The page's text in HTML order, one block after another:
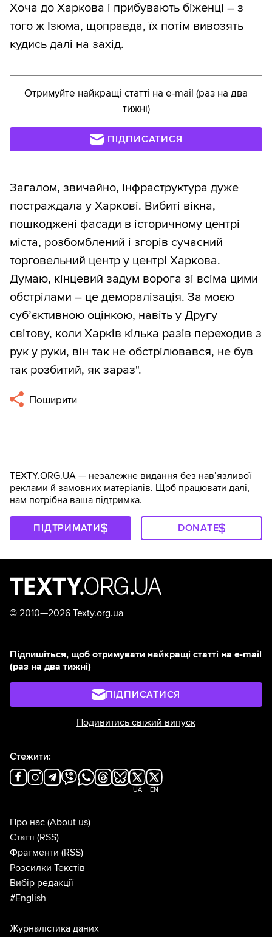
Хоча до Харкова і прибувають біженці – з
того ж Ізюма, щоправда, їх потім вивозять
кудись далі на захід.
Отримуйте найкращі статті на e-mail (раз на два
тижні)
ПІДПИСАТИСЯ
Загалом, звичайно, інфраструктура дуже
постраждала у Харкові. Вибиті вікна,
пошкоджені фасади в історичному центрі
міста, розбомблений і згорів сучасний
торговельний центр у центрі Харкова.
Думаю, кінцевий задум ворога зі всіма цими
обстрілами – це деморалізація. За моєю
суб’єктивною оцінкою, навіть у Другу
світову, коли Харків кілька разів переходив з
рук у руки, він так не обстрілювався, не був
так розбитий, як зараз".
Поширити
TEXTY.ORG.UA — незалежне видання без навʼязливої
реклами й замовних матеріалів. Щоб працювати далі,
нам потрібна ваша підтримка.
ПІДТРИМАТИ DONATE
© 2010—2026 Texty.org.ua
Підпишіться, щоб отримувати найкращі статті на e-mail
(раз на два тижні)
ПІДПИСАТИСЯ
Подивитись свіжий випуск
Стежити:
UA EN
Про нас (About us)
Статті (RSS)
Фрагменти (RSS)
Розсилки Текстів
Вибір редакції
#English
Журналістика даних